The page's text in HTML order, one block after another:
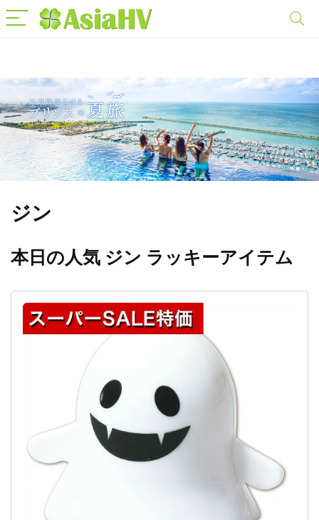
ジン
本日の人気 ジン ラッキーアイテム